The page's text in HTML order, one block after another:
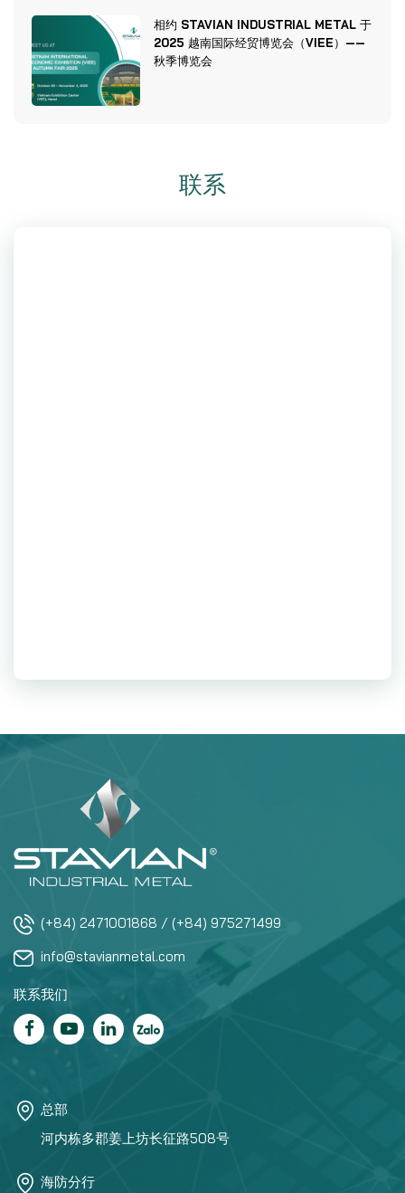
相约 STAVIAN INDUSTRIAL METAL 于
2025 越南国际经贸博览会（VIEE）——
秋季博览会
联系
(+84) 2471001868 / (+84) 975271499
info@stavianmetal.com
联系我们
总部
河内栋多郡姜上坊长征路508号
海防分行